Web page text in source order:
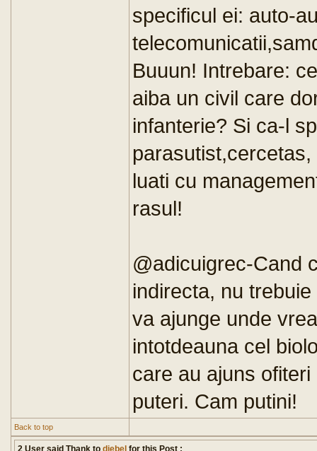
specificul ei: auto-
Buuun! Intrebare:
aiba un civil care
infanterie? Si ca-l
luati cu
rasul!
@adicuigrec-Cand
indirecta, nu
va ajunge unde
intotdeauna cel
care au ajuns
puteri. Cam putini!
Back to top
2 User said Thank to djebel for this Post :